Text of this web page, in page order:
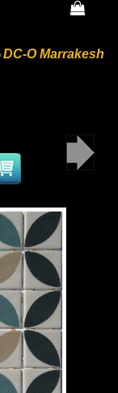
DC-O Marrakesh